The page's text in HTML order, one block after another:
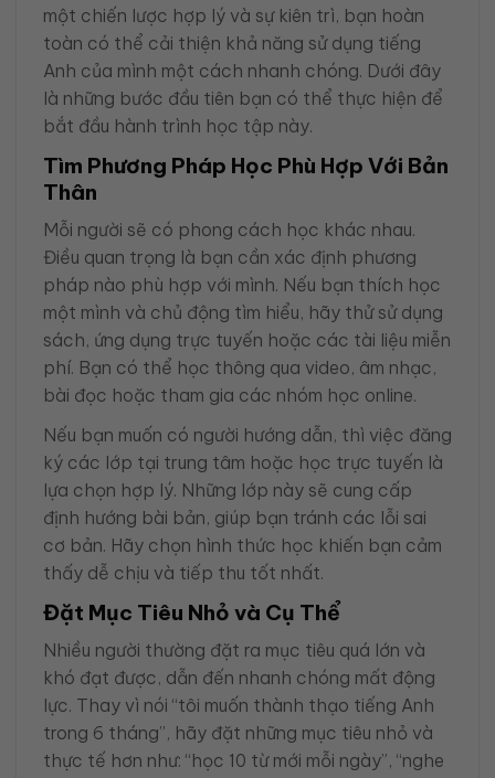
một chiến lược hợp lý và sự kiên trì, bạn hoàn
toàn có thể cải thiện khả năng sử dụng tiếng
Anh của mình một cách nhanh chóng. Dưới đây
là những bước đầu tiên bạn có thể thực hiện để
bắt đầu hành trình học tập này.
Tìm Phương Pháp Học Phù Hợp Với Bản
Thân
Mỗi người sẽ có phong cách học khác nhau.
Điều quan trọng là bạn cần xác định phương
pháp nào phù hợp với mình. Nếu bạn thích học
một mình và chủ động tìm hiểu, hãy thử sử dụng
sách, ứng dụng trực tuyến hoặc các tài liệu miễn
phí. Bạn có thể học thông qua video, âm nhạc,
bài đọc hoặc tham gia các nhóm học online.
Nếu bạn muốn có người hướng dẫn, thì việc đăng
ký các lớp tại trung tâm hoặc học trực tuyến là
lựa chọn hợp lý. Những lớp này sẽ cung cấp
định hướng bài bản, giúp bạn tránh các lỗi sai
cơ bản. Hãy chọn hình thức học khiến bạn cảm
thấy dễ chịu và tiếp thu tốt nhất.
Đặt Mục Tiêu Nhỏ và Cụ Thể
Nhiều người thường đặt ra mục tiêu quá lớn và
khó đạt được, dẫn đến nhanh chóng mất động
lực. Thay vì nói “tôi muốn thành thạo tiếng Anh
trong 6 tháng”, hãy đặt những mục tiêu nhỏ và
thực tế hơn như: “học 10 từ mới mỗi ngày”, “nghe